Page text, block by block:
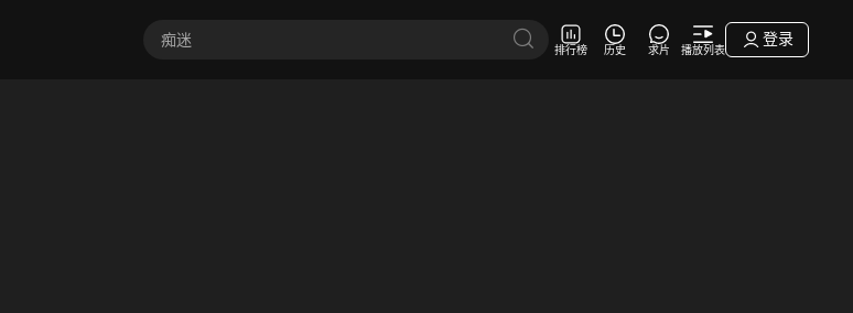
排行榜 历史 求片 播放列表
登录